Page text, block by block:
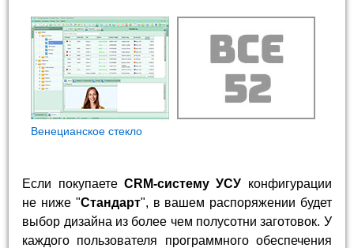
Венецианское стекло
Если покупаете CRM-систему УСУ конфигурации
не ниже "Стандарт", в вашем распоряжении будет
выбор дизайна из более чем полусотни заготовок. У
каждого пользователя программного обеспечения